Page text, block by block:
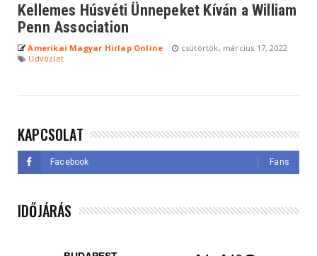
Kellemes Húsvéti Ünnepeket Kíván a William
Penn Association
Amerikai Magyar Hirlap Online
csütörtök, március 17, 2022
Üdvözlet
KAPCSOLAT
Facebook Fans
IDŐJÁRÁS